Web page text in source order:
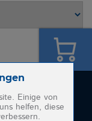
KG
Cookies:
Einige von
helfen, diese